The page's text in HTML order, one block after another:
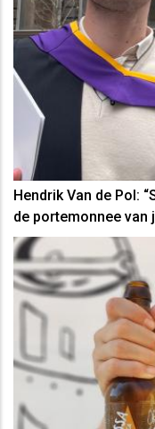
Hendrik Van de Pol:
de portemonnee van